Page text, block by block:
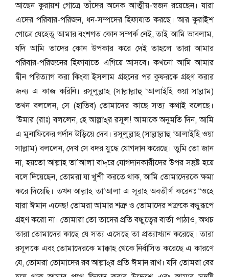
আছেন কুরায়শ গোত্রে তাঁদের অনেক আত্মীয়-স্বজন রয়েছেন। যারা
এদের পরিবার-পরিজন, ধন-সম্পদের হিফাযাত করছে। আর কুরাইশ
গোত্রে যেহেতু আমার বংশগত কোন সম্পর্ক নেই, তাই আমি ভাবলাম,
যদি আমি তাদের কোন উপকার করে দেই তাহলে তারা আমার
পরিবার-পরিজনের হিফাযাতে এগিয়ে আসবে। কখনো আমি আমার
দ্বীন পরিত্যাগ করা কিংবা ইসলাম গ্রহনের পর কুফরকে গ্রহণ করার
জন্য এ কাজ করিনি। রসূলুল্লাহ (সাল্লাল্লাহু ‘আলাইহি ওয়া সাল্লাম)
তখন বললেন, সে (হাতিব) তোমাদের কাছে সত্য কথাই বলেছে।
‘উমার (রাঃ) বললেন, হে আল্লাহ্‌র রসূল! আমাকে অনুমতি দিন, আমি
এ মুনাফিকের গর্দান উড়িয়ে দেব। রসূলুল্লাহ (সাল্লাল্লাহু ‘আলাইহি ওয়া
সাল্লাম) বললেন, দেখ সে বদর যুদ্ধে যোগদান করেছে। তুমি তো জান
না, হয়তো আল্লাহ তা’আলা বাদ্‌রে যোগদানকারীদের উপর সন্তুষ্ট হয়ে
বলে দিয়েছেন, তোমরা যা খুশী করতে থাক, আমি তোমাদেরকে ক্ষমা
করে দিয়েছি। তখন আল্লাহ তা’আলা এ সূরাহ অবতীর্ণ করেনঃ “ওহে
যারা ঈমান এনেছ! তোমরা আমার শত্রু ও তোমাদের শত্রুকে বন্ধুরূপে
গ্রহণ করো না। তোমারা তো তাদের প্রতি বন্ধুত্বের বার্তা পাঠাও, অথচ
তারা তোমাদের কাছে যে সত্য এসেছে তা প্রত্যাখ্যান করেছে। তারা
রসূলকে এবং তোমাদেরকে মাক্কাহ থেকে নির্বাসিত করেছে এ কারণে
যে, তোমরা তোমাদের রব আল্লাহ্‌র প্রতি ঈমান রাখ। যদি তোমরা বের